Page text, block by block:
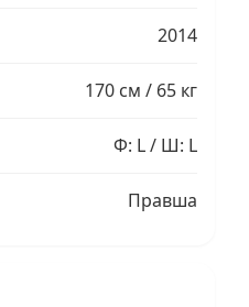
2014
170 см / 65 кг
Ф: L / Ш: L
Правша